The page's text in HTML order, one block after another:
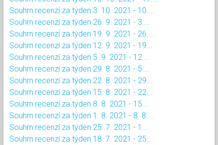
Souhrn recenzí za týden 3. 10. 2021 - 10....
Souhrn recenzí za týden 26. 9. 2021 - 3....
Souhrn recenzí za týden 19. 9. 2021 - 26....
Souhrn recenzí za týden 12. 9. 2021 - 19....
Souhrn recenzí za týden 5. 9. 2021 - 12....
Souhrn recenzí za týden 29. 8. 2021 - 5....
Souhrn recenzí za týden 22. 8. 2021 - 29....
Souhrn recenzí za týden 15. 8. 2021 - 22....
Souhrn recenzí za týden 8. 8. 2021 - 15....
Souhrn recenzí za týden 1. 8. 2021 - 8. 8....
Souhrn recenzí za týden 25. 7. 2021 - 1....
Souhrn recenzí za týden 18. 7. 2021 - 25....